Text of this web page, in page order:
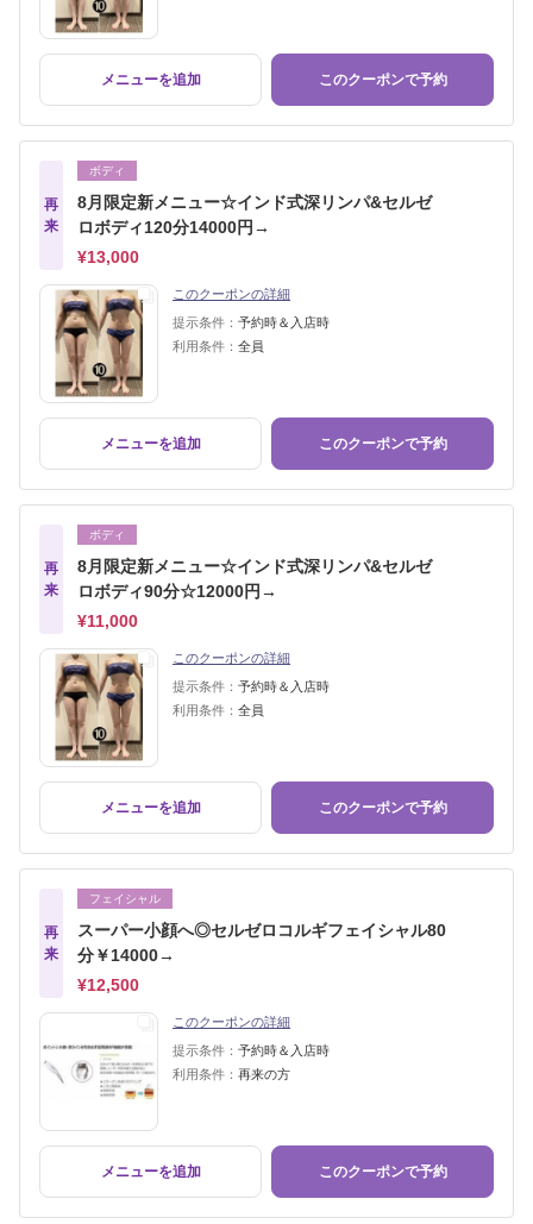
メニューを追加 このクーポンで予約
再
来
ボディ
8月限定新メニュー☆インド式深リンパ&セルゼ
ロボディ120分14000円→
¥13,000
このクーポンの詳細
提示条件： 予約時＆入店時
利用条件： 全員
メニューを追加 このクーポンで予約
再
来
ボディ
8月限定新メニュー☆インド式深リンパ&セルゼ
ロボディ90分☆12000円→
¥11,000
このクーポンの詳細
提示条件： 予約時＆入店時
利用条件： 全員
メニューを追加 このクーポンで予約
再
来
フェイシャル
スーパー小顔へ◎セルゼロコルギフェイシャル80
分￥14000→
¥12,500
このクーポンの詳細
提示条件： 予約時＆入店時
利用条件： 再来の方
メニューを追加 このクーポンで予約